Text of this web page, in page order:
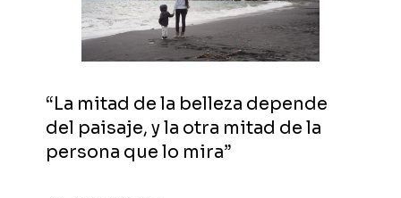
“La mitad de la belleza depende
del paisaje, y la otra mitad de la
persona que lo mira”